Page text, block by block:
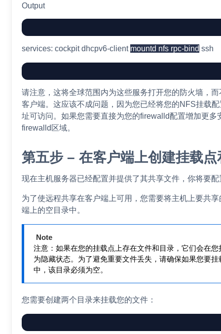
Output
services: cockpit dhcpv6-client mountd nfs rpc-bind ssh
请注意，这将全球范围内为这些服务打开您的防火墙，
客户端。这应该不成问题，因为您已经将您的NFS挂载
址可访问。如果您需要直接为您的firewalld配置增加更多
firewalld区域。
第五步 – 在客户端上创建挂载
现在主机服务器已经配置并提供了其共享文件，你将要
为了使远程共享在客户端上可用，您需要将主机上要共
端上的空目录中。
Note
注意：如果在您的挂载点上存在文件和目录，它们会在
为隐藏状态。为了避免重要文件丢失，请确保如果您要
中，该目录必须为空。
您需要创建两个目录来挂载您的文件：